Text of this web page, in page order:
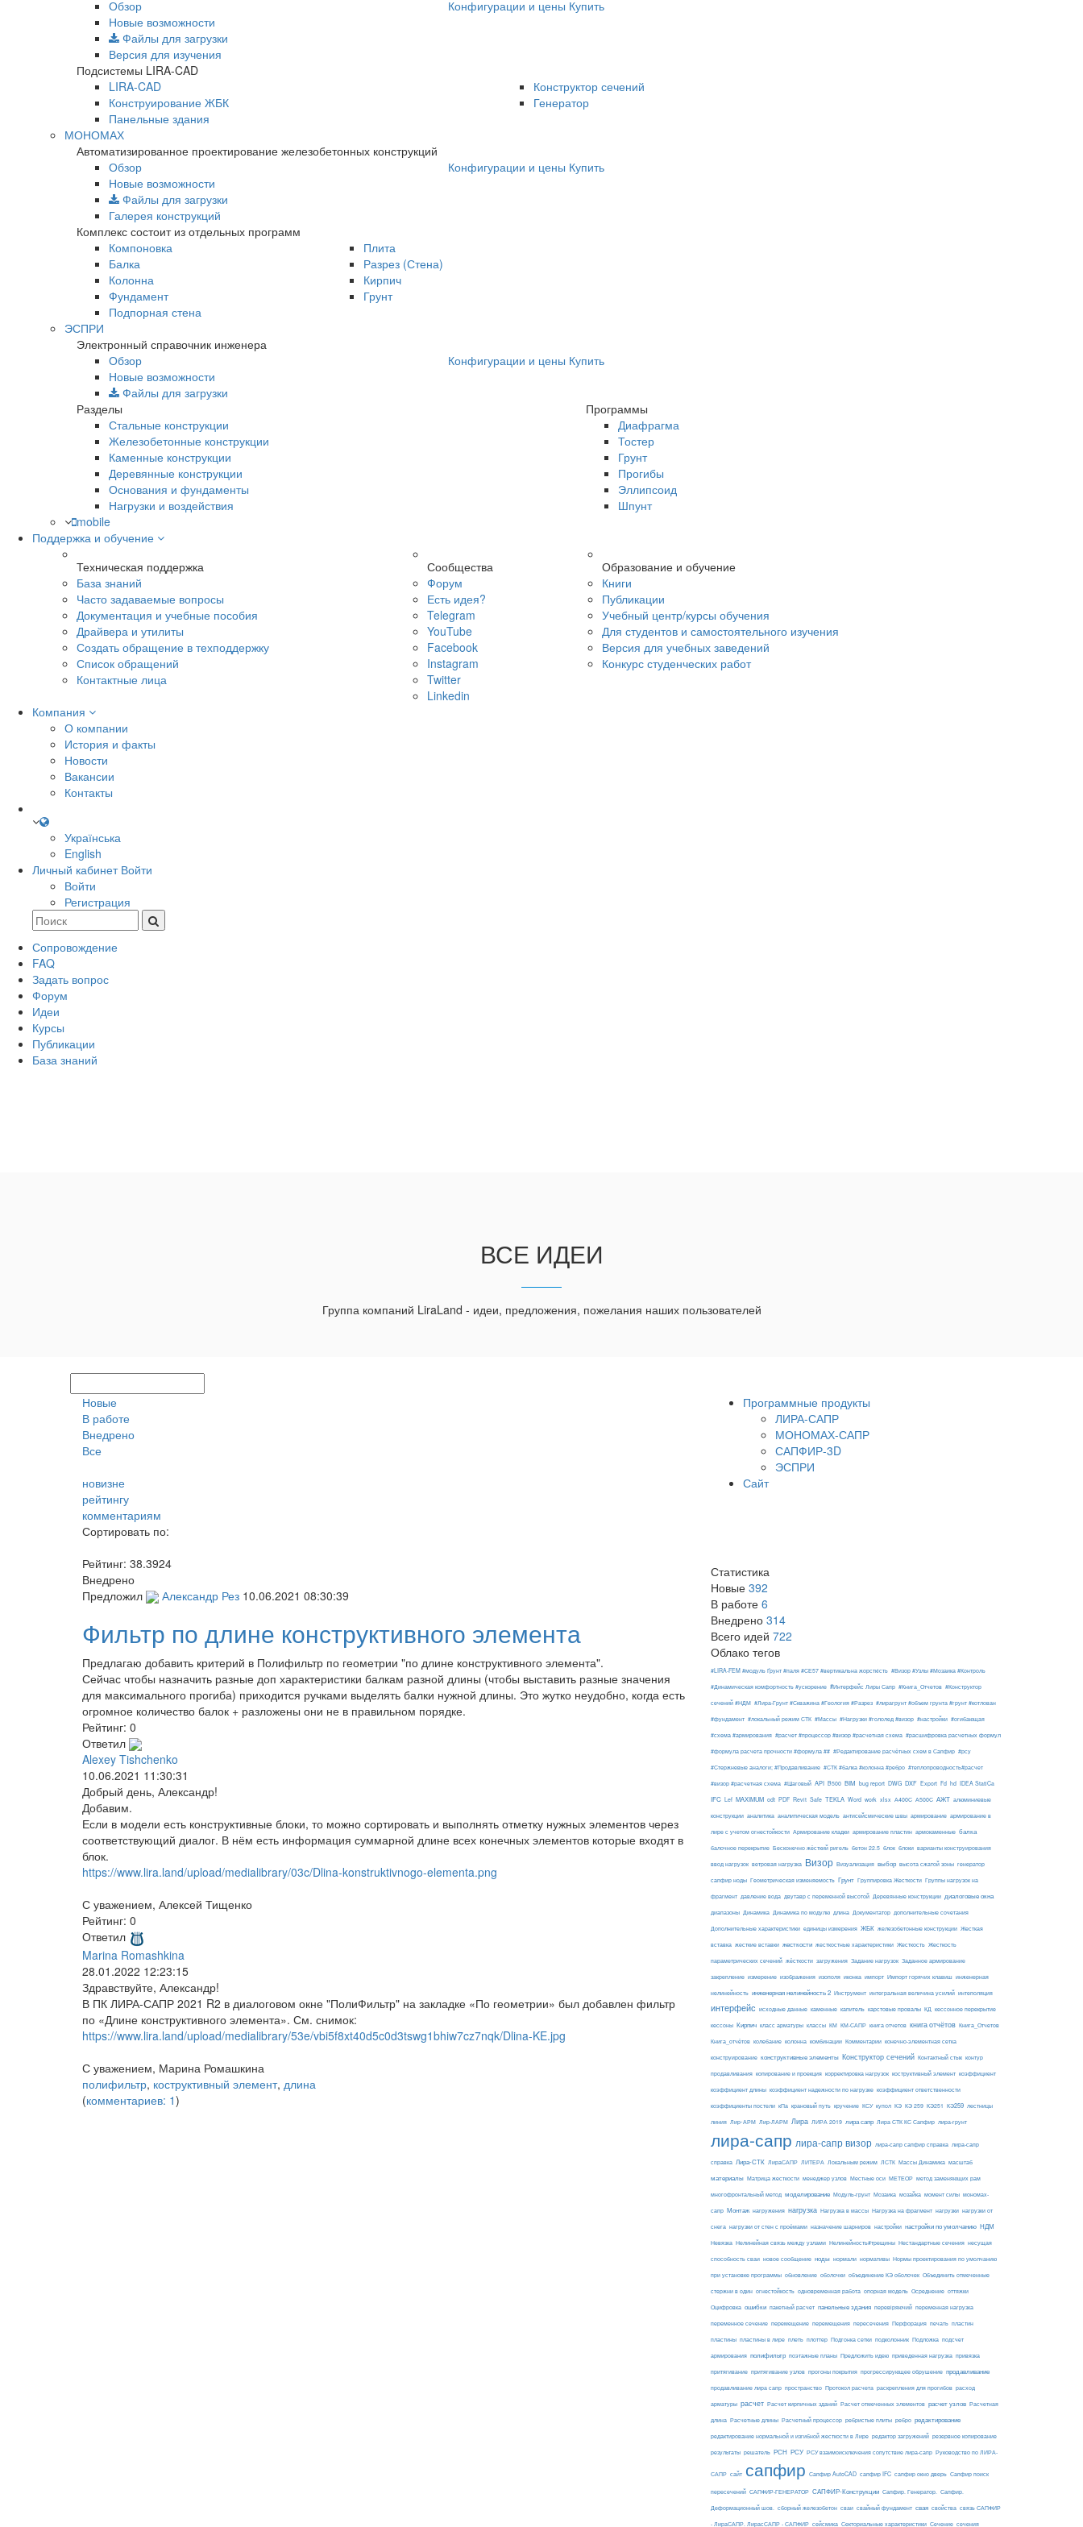
Обзор
Новые возможности
Файлы для загрузки
Версия для изучения
Конфигурации и цены Купить
Подсистемы LIRA-CAD
LIRA-CAD
Конструирование ЖБК
Панельные здания
Конструктор сечений
Генератор
МОНОМАХ
Автоматизированное проектирование железобетонных конструкций
Обзор
Новые возможности
Файлы для загрузки
Галерея конструкций
Конфигурации и цены Купить
Комплекс состоит из отдельных программ
Компоновка
Балка
Колонна
Фундамент
Подпорная стена
Плита
Разрез (Стена)
Кирпич
Грунт
ЭСПРИ
Электронный справочник инженера
Обзор
Новые возможности
Файлы для загрузки
Конфигурации и цены Купить
Разделы
Программы
Стальные конструкции
Железобетонные конструкции
Каменные конструкции
Деревянные конструкции
Основания и фундаменты
Нагрузки и воздействия
Диафрагма
Тостер
Грунт
Прогибы
Эллипсоид
Шпунт
mobile
Поддержка и обучение
Техническая поддержка
База знаний
Часто задаваемые вопросы
Документация и учебные пособия
Драйвера и утилиты
Создать обращение в техподдержку
Список обращений
Контактные лица
Сообщества
Форум
Есть идея?
Telegram
YouTube
Facebook
Instagram
Twitter
Linkedin
Образование и обучение
Книги
Публикации
Учебный центр/курсы обучения
Для студентов и самостоятельного изучения
Версия для учебных заведений
Конкурс студенческих работ
Компания
О компании
История и факты
Новости
Вакансии
Контакты
Українська
English
Личный кабинет Войти
Войти
Регистрация
Сопровождение
FAQ
Задать вопрос
Форум
Идеи
Курсы
Публикации
База знаний
ВСЕ ИДЕИ
Группа компаний LiraLand - идеи, предложения, пожелания наших пользователей
Новые
В работе
Внедрено
Все
новизне
рейтингу
комментариям
Сортировать по:
Рейтинг: 38.3924
Внедрено
Предложил
Александр Рез 10.06.2021 08:30:39
Фильтр по длине конструктивного элемента
Предлагаю добавить критерий в Полифильтр по геометрии "по длине конструктивного элемента".
Сейчас чтобы назначить разные доп характеристики балкам разной длины (чтобы выставить разные значения
для максимального прогиба) приходится ручками выделять балки нужной длины. Это жутко неудобно, когда есть
огромное количество балок + разложены они не в правильном порядке.
Рейтинг: 0
Ответил
Alexey Tishchenko
10.06.2021 11:30:31
Добрый день, Александр!
Добавим.
Если в модели есть конструктивные блоки, то можно сортировать и выполнять отметку нужных элементов через
соответствующий диалог. В нём есть информация суммарной длине всех конечных элементов которые входят в
блок.
https://www.lira.land/upload/medialibrary/03c/Dlina-konstruktivnogo-elementa.png
С уважением, Алексей Тищенко
Рейтинг: 0
Ответил
Marina Romashkina
28.01.2022 12:23:15
Здравствуйте, Александр!
В ПК ЛИРА-САПР 2021 R2 в диалоговом окне "ПолиФильтр" на закладке «По геометрии» был добавлен фильтр
по «Длине конструктивного элемента». См. снимок:
https://www.lira.land/upload/medialibrary/53e/vbi5f8xt40d5c0d3tswg1bhiw7cz7nqk/Dlina-KE.jpg
С уважением, Марина Ромашкина
полифильтр, коструктивный элемент, длина
(комментариев: 1)
Программные продукты
ЛИРА-САПР
МОНОМАХ-САПР
САПФИР-3D
ЭСПРИ
Сайт
Статистика
Новые 392
В работе 6
Внедрено 314
Всего идей 722
Облако тегов
#LIRA-FEM #модуль Ґрунт #паля #СЕ57 #вертикальна жорсткість #Визор #Узлы #Мозаика #Контроль
#Динамическая комфортность #ускорение #Интерфейс Лиры Сапр #Книга_Отчетов #Конструктор
сечений #НДМ #Лира-Грунт #Скважина #Геология #Разрез #лирагрунт #объем грунта #грунт #котлован
#фундамент #локальный режим СТК #Массы #Нагрузки #гололед #визор #настройки #огибающая
#схема #армирования #расчет #процессор #визор #расчетная схема #расшифровка расчетных формул
#формула расчета прочности #формула ## #Редактирование расчётных схем в Сапфир #рсу
#Стержневые аналоги; #Продавливание #СТК #балка #колонна #ребро #теплопроводность#расчет
#визор #расчетная схема #Шаговый API B500 BIM bug report DWG DXF Export Fd hd IDEA StatiCa
IFC Lef MAXIMUM odt PDF Revit Safe TEKLA Word work xlsx А400С А500С АЖТ алюминиевые
конструкции аналитика аналитическая модель антисейсмические швы армирование армирование в
лире с учетом огнестойкости Армирование кладки армирование пластин армокаменные балка
балочное перекрытие Бесконечно жёсткий ригель бетон 22.5 блок блоки варианты конструирования
ввод нагрузок ветровая нагрузка Визор Визуализация выбор высота сжатой зоны генератор
сапфир ноды Геометрическая изменяемость Грунт Группировка Жесткости Группы нагрузок на
фрагмент давление вода двутавр с переменной высотой Деревянные конструкции диалоговые окна
диапазоны Динамика Динамика по модулю длина Документатор дополнительные сочетания
Дополнительные характеристики единицы измерения ЖБК железобетонные конструкции Жесткая
вставка жесткие вставки жесткости жесткостные характеристики Жесткость Жесткость
параметрических сечений жёсткости загружения Задание нагрузок Заданное армирование
закрепление измерение изображения изополя иконка импорт Импорт горячих клавиш инженерная
нелинейность инженерная нелинейность 2 Инструмент интегральная величина усилий интеполяция
интерфейс исходные данные каменные капитель карстовые провалы КД кессонное перекрытие
кессоны Кирпич класс арматуры классы КМ КМ-САПР книга отчетов книга отчётов Книга_Отчетов
Книга_отчётов колебание колонна комбинации Комментарии конечно-элементная сетка
конструирование конструктивные элементы Конструктор сечений Контактный стык контур
продавливания копирование и проекция корректировка нагрузок коструктивный элемент коэффициент
коэффициент длины коэффициент надежности по нагрузке коэффициент ответственности
коэффициенты постели кПа крановый путь кручение КСУ купол КЭ КЭ 259 КЭ251 КЭ259 лестницы
линия Лир-АРМ Лир-ЛАРМ Лира ЛИРА 2019 лира сапр Лира СТК КС Сапфир лира-грунт
лира-сапр лира-сапр визор лира-сапр сапфир справка лира-сапр
справка Лира-СТК ЛираСАПР ЛИТЕРА Локальным режим ЛСТК Массы Динамика масштаб
материалы Матрица жесткости менеджер узлов Местные оси МЕТЕОР метод заменяющих рам
многофронтальный метод моделирование Модуль-грунт Мозаика мозайка момент силы мономах-
сапр Монтаж нагружения нагрузка Нагрузка в массы Нагрузка на фрагмент нагрузки нагрузки от
снега нагрузки от стен с проёмами назначение шарниров настройки настройки по умолчанию НДМ
Невязка Нелинейная связь между узлами Нелинейность#трещины Нестандартные сечения несущая
способность сваи новое сообщение ноды нормали нормативы Нормы проектирования по умолчанию
при установке программы обновление оболочки объединение КЭ оболочек Объединить отмеченные
стержни в один огнестойкость одновременная работа опорная модель Осреднение оттяжки
Оцифровка ошибки пакетный расчет панельные здания перевіряючий переменная нагрузка
переменное сечение перемещение перемещения пересечения Перфорация печать пластин
пластины пластины в лире плеть плоттер Подгонка сетки подколонник Подложка подсчет
армирования полифильтр поэтажные планы Предложить идею приведенная нагрузка привязка
притягивание притягивание узлов прогоны покрытия прогрессирующее обрушение продавливание
продавливание лира сапр пространство Протокол расчета раскрепления для прогибов расход
арматуры расчет Расчет кирпичных зданий Расчет отмеченных элементов расчет узлов Расчетная
длина Расчетные длины Расчетный процессор ребристые плиты ребро редактирование
редактирование нормальной и изгибной жесткости в Лире редактор загружений резервное копирование
результаты решатель РСН РСУ РСУ взаимоисключения сопутствие лира-сапр Руководство по ЛИРА-
САПР сайт сапфир Сапфир AutoCAD сапфир IFC сапфир окно дверь Сапфир поиск
пересечений САПФИР-ГЕНЕРАТОР САПФИР-Конструкции Сапфир. Генератор. Сапфир.
Деформационный шов. сборный железобетон сваи свайный фундамент свая свойства связь САПФИР
- ЛираСАПР. ЛирасСАПР - САПФИР сейсмика Секториальные характеристики Сечение сечения